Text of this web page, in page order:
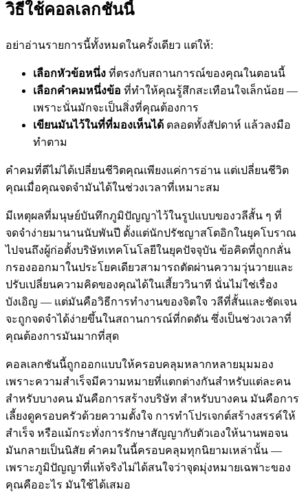
วิธีใช้คอลเลกชันนี้
อย่าอ่านรายการนี้ทั้งหมดในครั้งเดียว แต่ให้:
เลือกหัวข้อหนึ่ง ที่ตรงกับสถานการณ์ของคุณในตอนนี้
เลือกคำคมหนึ่งข้อ ที่ทำให้คุณรู้สึกสะเทือนใจเล็กน้อย —
เพราะนั่นมักจะเป็นสิ่งที่คุณต้องการ
เขียนมันไว้ในที่ที่มองเห็นได้ ตลอดทั้งสัปดาห์ แล้วลงมือ
ทำตาม
คำคมที่ดีไม่ได้เปลี่ยนชีวิตคุณเพียงแค่การอ่าน แต่เปลี่ยนชีวิต
คุณเมื่อคุณจดจำมันได้ในช่วงเวลาที่เหมาะสม
มีเหตุผลที่มนุษย์บันทึกภูมิปัญญาไว้ในรูปแบบของวลีสั้น ๆ ที่
จดจำง่ายมานานนับพันปี ตั้งแต่นักปรัชญาสโตอิกในยุคโบราณ
ไปจนถึงผู้ก่อตั้งบริษัทเทคโนโลยีในยุคปัจจุบัน ข้อคิดที่ถูกกลั่น
กรองออกมาในประโยคเดียวสามารถตัดผ่านความวุ่นวายและ
ปรับเปลี่ยนความคิดของคุณได้ในเสี้ยววินาที นั่นไม่ใช่เรื่อง
บังเอิญ — แต่มันคือวิธีการทำงานของจิตใจ วลีที่สั้นและชัดเจน
จะถูกจดจำได้ง่ายขึ้นในสถานการณ์ที่กดดัน ซึ่งเป็นช่วงเวลาที่
คุณต้องการมันมากที่สุด
คอลเลกชันนี้ถูกออกแบบให้ครอบคลุมหลากหลายมุมมอง
เพราะความสำเร็จมีความหมายที่แตกต่างกันสำหรับแต่ละคน
สำหรับบางคน มันคือการสร้างบริษัท สำหรับบางคน มันคือการ
เลี้ยงดูครอบครัวด้วยความตั้งใจ การทำโปรเจกต์สร้างสรรค์ให้
สำเร็จ หรือแม้กระทั่งการรักษาสัญญากับตัวเองให้นานพอจน
มันกลายเป็นนิสัย คำคมในนี้ครอบคลุมทุกนิยามเหล่านั้น —
เพราะภูมิปัญญาที่แท้จริงไม่ได้สนใจว่าจุดมุ่งหมายเฉพาะของ
คุณคืออะไร มันใช้ได้เสมอ